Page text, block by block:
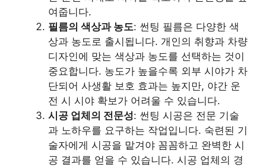
여줍니다.
필름의 색상과 농도: 썬팅 필름은 다양한 색
상과 농도로 출시됩니다. 개인의 취향과 차량
디자인에 맞는 색상과 농도를 선택하는 것이
중요합니다. 농도가 높을수록 외부 시야가 차
단되어 사생활 보호 효과는 높지만, 야간 운
전 시 시야 확보가 어려울 수 있습니다.
시공 업체의 전문성: 썬팅 시공은 전문 기술
과 노하우를 요구하는 작업입니다. 숙련된 기
술자에게 시공을 맡겨야 꼼꼼하고 완벽한 시
공 결과를 얻을 수 있습니다. 시공 업체의 경